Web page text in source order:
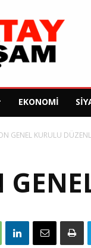
EKONOMI
GENEL KURULU